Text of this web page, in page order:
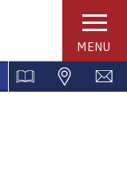
MENU